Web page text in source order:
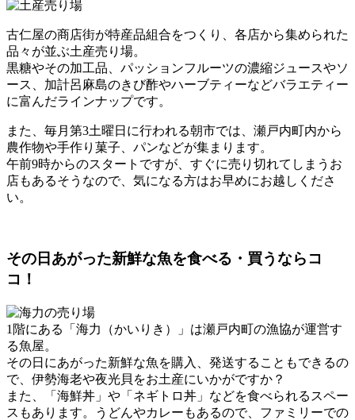
古仁屋の商店街が特産品組合をつくり、各店から集められた
品々が並ぶ土産売り場。
黒糖やその加工品、パッションフルーツの濃縮ジュースやソ
ース、加計呂麻島のきび酢やハーブティーなどバラエティー
に富んだラインナップです。
また、毎月第3土曜日に行われる朝市では、瀬戸内町内から
農作物や手作り菓子、パンなどが集まります。
午前9時からのスタートですが、すぐに売り切れてしまうお
店もあるそうなので、気になる方はお早めにお越しくださ
い。
その日あがった新鮮な魚を食べる・買うならコ
コ！
1階にある「海力（かいりき）」は瀬戸内町の漁協が運営す
る魚屋。
その日にあがった新鮮な魚を購入、発送することもできるの
で、伊勢海老や夜光貝をお土産にいかがですか？
また、「海鮮丼」や「ネギトロ丼」などを食べられるスペー
スもあります。うどんやカレーもあるので、ファミリーでの